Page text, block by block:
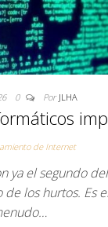
0 Por JLHA
de Internet
ya el segundo
los hurtos. Es